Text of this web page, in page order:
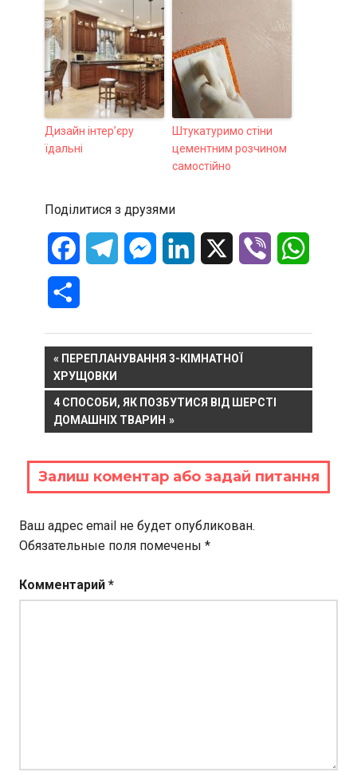
Дизайн інтер’єру
їдальні
Штукатуримо стіни
цементним розчином
самостійно
Поділитися з друзями
FacebookTelegramMessenger
LinkedIn Viber
Навигация
по
записям
PREVIOUS
POST:
ПЕРЕПЛАНУВАННЯ 3-КІМНАТНОЇ
ХРУЩОВКИ
NEXT
POST:
4 СПОСОБИ, ЯК ПОЗБУТИСЯ ВІД ШЕРСТІ
ДОМАШНІХ ТВАРИН
Залиш коментар або задай питання
Ваш адрес email не будет опубликован.
Обязательные поля помечены *
Комментарий *